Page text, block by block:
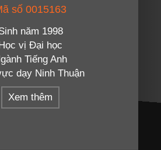
số 0015163
năm 1998
vị Đại học
Tiếng Anh
dạy Ninh Thuận
Xem thêm